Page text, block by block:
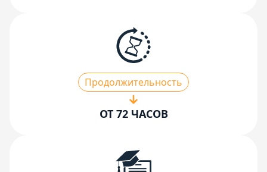
Продолжительность
ОТ 72 ЧАСОВ